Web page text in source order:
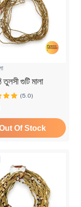
তুলসী গুটি মালা
(5.0)
Of Stock